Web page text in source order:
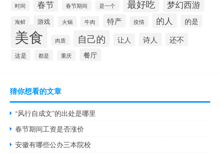
时间 春节 春节期间 是一个 最好吃 梦幻西游
海鲜 游戏 火锅 牛肉 特产 疫情 的人 的是
美食 肉质 自己的 让人 诗人 还不
这是 都是 重庆 餐厅
猜你想看的文章
“风行自成文”的出处是哪里
春节期间工资是否涨价
安徽有哪些公办三本院校